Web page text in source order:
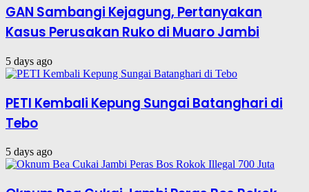
GAN Sambangi Kejagung, Pertanyakan
Kasus Perusakan Ruko di Muaro Jambi
5 days ago
PETI Kembali Kepung Sungai Batanghari di
Tebo
5 days ago